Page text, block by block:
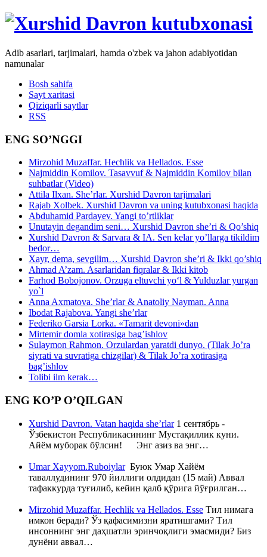
Adib asarlari, tarjimalari, hamda o'zbek va jahon adabiyotidan
namunalar
Bosh sahifa
Sayt xaritasi
Qiziqarli saytlar
RSS
ENG SO’NGGI
Mirzohid Muzaffar. Hechlik va Hellados. Esse
Najmiddin Komilov. Tasavvuf & Najmiddin Komilov bilan
suhbatlar (Video)
Attila Ilxan. She’rlar. Xurshid Davron tarjimalari
Rajab Xolbek. Xurshid Davron va uning kutubxonasi haqida
Abduhamid Pardayev. Yangi to’rtliklar
Unutayin degandim seni… Xurshid Davron she’ri & Qo’shiq
Xurshid Davron & Sarvara & IA. Sen kelar yo’llarga tikildim
bedor…
Xayr, dema, sevgilim… Xurshid Davron she’ri & Ikki qo’shiq
Ahmad A’zam. Asarlaridan fiqralar & Ikki kitob
Farhod Bobojonov. Orzuga eltuvchi yo‘l & Yulduzlar yurgan
yo`l
Anna Axmatova. She’rlar & Anatoliy Nayman. Anna
Ibodat Rajabova. Yangi she’rlar
Federiko Garsia Lorka. «Tamarit devoni»dan
Mirtemir domla xotirasiga bag’ishlov
Sulaymon Rahmon. Orzulardan yaratdi dunyo. (Tilak Jo’ra
siyrati va suvratiga chizgilar) & Tilak Jo’ra xotirasiga
bag’ishlov
Tolibi ilm kerak…
ENG KO’P O’QILGAN
Xurshid Davron. Vatan haqida she’rlar1 сентябрь -
Ўзбекистон Республикасининг Мустақиллик куни.
Айём муборак бўлсин! Энг азиз ва энг…
Umar Xayyom.RuboiylarБуюк Умар Хайём
таваллудининг 970 йиллиги олдидан (15 май) Аввал
тафаккурда туғилиб, кейин қалб қўрига йўғрилган…
Mirzohid Muzaffar. Hechlik va Hellados. Esse Тил нимага
имкон беради? Ўз қафасимизни яратишгами? Тил
инсоннинг энг даҳшатли эринчоқлиги эмасмиди? Биз
дунёни аввал…